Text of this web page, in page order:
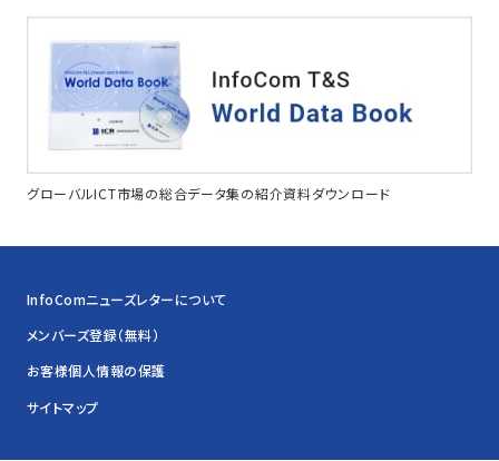
グローバルICT市場の総合データ集の紹介資料ダウンロード
InfoComニューズレターについて
メンバーズ登録（無料）
お客様個人情報の保護
サイトマップ